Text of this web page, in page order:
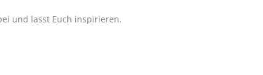
und lasst Euch inspirieren.